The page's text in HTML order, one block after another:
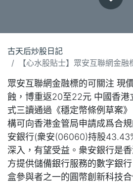
古天后炒股日記
【心水股貼士】眾安互聯網金融
眾安互聯網金融標的可關注 現
蝕，博重返20至22元 中國香港
式三讀通過《穩定幣條例草案
構可向香港金管局申請成爲合
安銀行(衆安(06060)持股
深入，有望受益。衆安銀行是
方提供儲備銀行服務的數字銀
盒參與者之一的圓幣創新科技